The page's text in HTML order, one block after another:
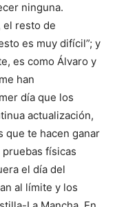
ninguna.
el resto de
es muy difícil”; y
es como Álvaro y
han
día que los
actualización,
que te hacen ganar
físicas
el día del
al límite y los